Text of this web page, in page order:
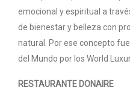
emocional y espiritual a
de bienestar y belleza con
natural. Por ese concepto
del Mundo por los World
RESTAURANTE DONAIRE